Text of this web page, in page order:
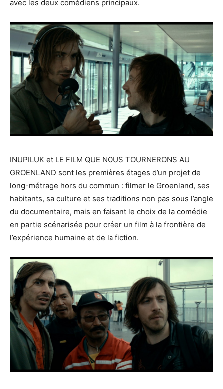
avec les deux comédiens principaux.
INUPILUK et LE FILM QUE NOUS TOURNERONS AU
GROENLAND sont les premières étages d’un projet de
long-métrage hors du commun : filmer le Groenland, ses
habitants, sa culture et ses traditions non pas sous l’angle
du documentaire, mais en faisant le choix de la comédie
en partie scénarisée pour créer un film à la frontière de
l’expérience humaine et de la fiction.